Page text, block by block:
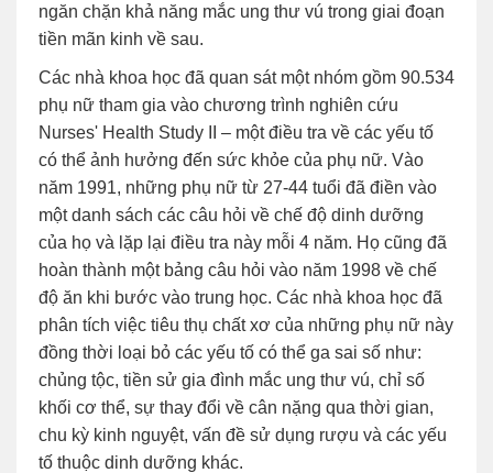
ngăn chặn khả năng mắc ung thư vú trong giai đoạn
tiền mãn kinh về sau.
Các nhà khoa học đã quan sát một nhóm gồm 90.534
phụ nữ tham gia vào chương trình nghiên cứu
Nurses' Health Study II – một điều tra về các yếu tố
có thể ảnh hưởng đến sức khỏe của phụ nữ. Vào
năm 1991, những phụ nữ từ 27-44 tuổi đã điền vào
một danh sách các câu hỏi về chế độ dinh dưỡng
của họ và lặp lại điều tra này mỗi 4 năm. Họ cũng đã
hoàn thành một bảng câu hỏi vào năm 1998 về chế
độ ăn khi bước vào trung học. Các nhà khoa học đã
phân tích việc tiêu thụ chất xơ của những phụ nữ này
đồng thời loại bỏ các yếu tố có thể ga sai số như:
chủng tộc, tiền sử gia đình mắc ung thư vú, chỉ số
khối cơ thể, sự thay đổi về cân nặng qua thời gian,
chu kỳ kinh nguyệt, vấn đề sử dụng rượu và các yếu
tố thuộc dinh dưỡng khác.